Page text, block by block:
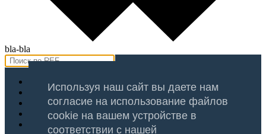
Используя наш сайт вы даете нам
согласие на использование файлов
cookie на вашем устройстве в
соответствии с нашей
bla-bla
Продажа
Аренда
Оценка
Услуги